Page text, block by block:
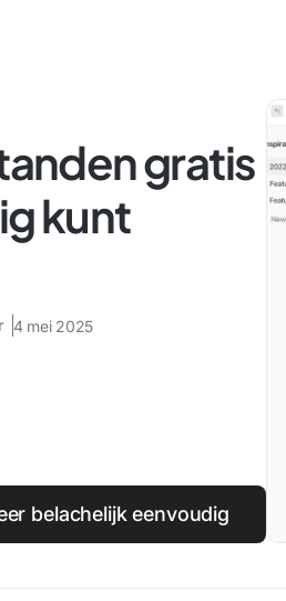
gratis
kunt
4 mei 2025
belachelijk eenvoudig